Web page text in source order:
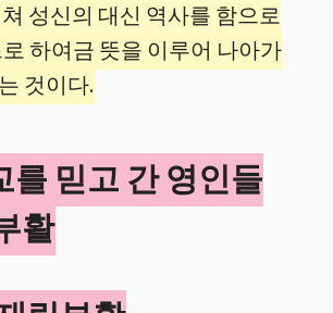
성신의 대신 역사를 함으로
하여금 뜻을 이루어 나아가
것이다.
를 믿고 간 영인들
활